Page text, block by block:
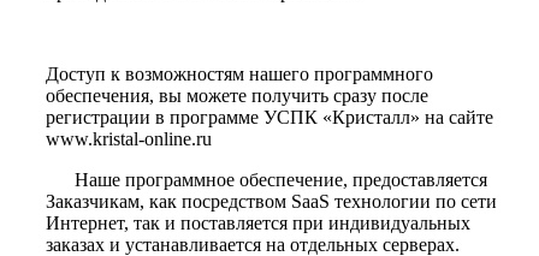
Доступ к возможностям нашего программного
обеспечения, вы можете получить сразу после
регистрации в программе УСПК «Кристалл» на сайте
www.kristal-online.ru
Наше программное обеспечение, предоставляется
Заказчикам, как посредством SaaS технологии по сети
Интернет, так и поставляется при индивидуальных
заказах и устанавливается на отдельных серверах.